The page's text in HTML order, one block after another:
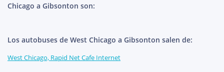
Chicago a Gibsonton son:
Los autobuses de West Chicago a Gibsonton salen de:
West Chicago, Rapid Net Cafe Internet